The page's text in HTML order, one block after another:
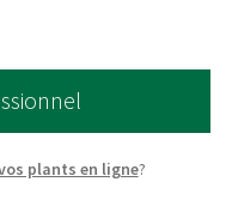
options
may
be
chosen
plants en ligne?